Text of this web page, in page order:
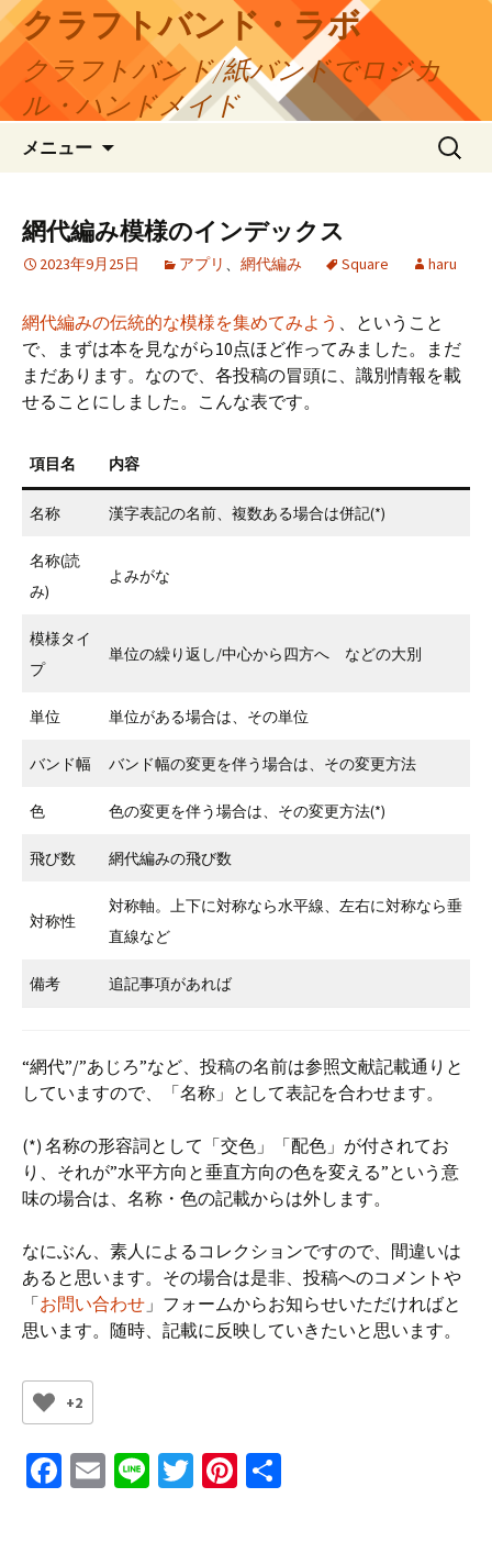
コ
ン
テ
ツ
ス
クラフトバンド・ラボ
クラフトバンド/紙バンドでロジカ
ル・ハンドメイド
メニュー
検
索:
網代編み模様のインデックス
2023年9月25日 アプリ 、 網代編み Square haru
網代編みの伝統的な模様を集めてみよう 、ということ
で、まずは本を見ながら10点ほど作ってみました。まだ
まだあります。なので、各投稿の冒頭に、識別情報を載
せることにしました。こんな表です。
項目名 内容
名称 漢字表記の名前、複数ある場合は併記(*)
名称(読
み)
よみがな
模様タイ
プ
単位の繰り返し/中心から四方へ などの大別
単位 単位がある場合は、その単位
バンド幅 バンド幅の変更を伴う場合は、その変更方法
色 色の変更を伴う場合は、その変更方法(*)
飛び数 網代編みの飛び数
対称性
対称軸。上下に対称なら水平線、左右に対称なら垂
直線など
備考 追記事項があれば
“網代”/”あじろ”など、投稿の名前は参照文献記載通りと
していますので、「名称」として表記を合わせます。
(*) 名称の形容詞として「交色」「配色」が付されてお
り、それが”水平方向と垂直方向の色を変える”という意
味の場合は、名称・色の記載からは外します。
なにぶん、素人によるコレクションですので、間違いは
あると思います。その場合は是非、投稿へのコメントや
「お問い合わせ 」フォームからお知らせいただければと
思います。随時、記載に反映していきたいと思います。
+2
Fa E
Li T
Pi